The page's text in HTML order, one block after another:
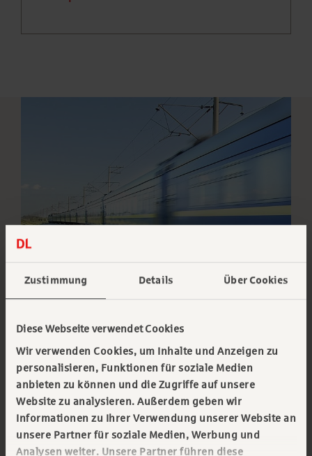
Zustimmung Details Über Cookies
Diese Webseite verwendet Cookies
Wir verwenden Cookies, um Inhalte und Anzeigen zu
personalisieren, Funktionen für soziale Medien
anbieten zu können und die Zugriffe auf unsere
Website zu analysieren. Außerdem geben wir
Informationen zu Ihrer Verwendung unserer Website an
unsere Partner für soziale Medien, Werbung und
Analysen weiter. Unsere Partner führen diese
Gutes Beispiel für eine
Projektfinanzierung
Der Verkehrsverbund Berlin-Brandenburg (VBB)